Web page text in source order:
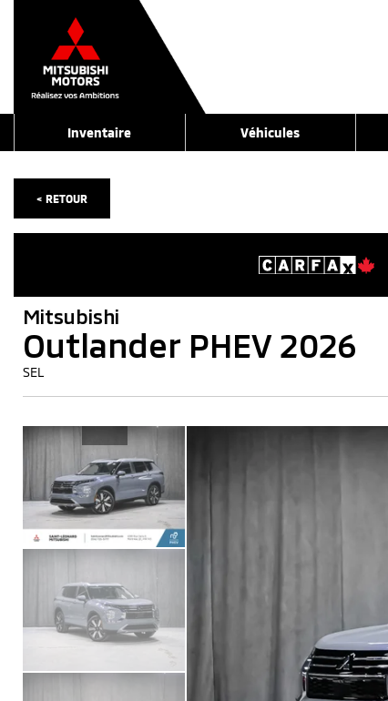
Inventaire Véhicules
< RETOUR
Mitsubishi
Outlander PHEV 2026
SEL